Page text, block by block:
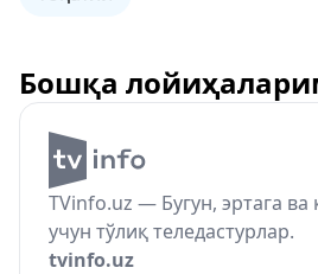
Бошқа
TVinfo.uz — Бугун, эртага ва
учун тўлиқ теледастурлар.
tvinfo.uz